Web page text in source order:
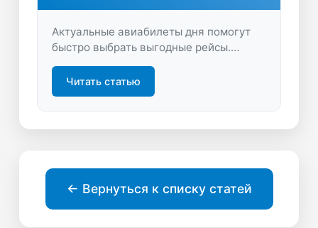
Актуальные авиабилеты дня помогут
быстро выбрать выгодные рейсы.
предложения и планируйте
путешествия с максимальной выгодой.
Читать статью
← Вернуться к списку статей